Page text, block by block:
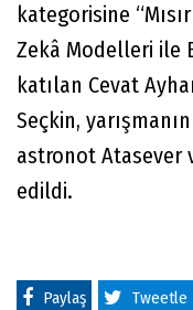
kategorisine
Zekâ Modelleri ile
katılan Cevat
Seçkin,
astronot Atasever
edildi.
Paylaş Tweetle